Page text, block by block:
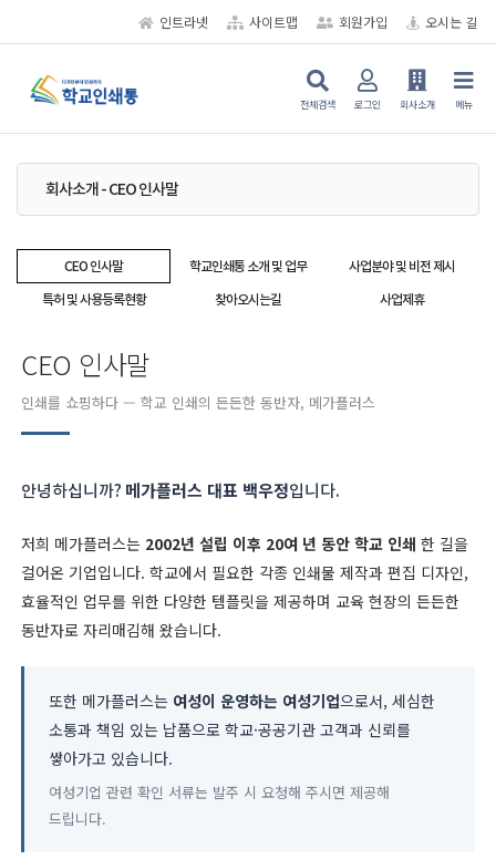
인트라넷 사이트맵 회원가입 오시는 길
전체검색 로그인 회사소개 메뉴
회사소개 - CEO 인사말
CEO 인사말 학교인쇄통 소개 및 업무
사업분야 및 비전 제시
특허 및 사용등록현황
찾아오시는길 사업제휴
CEO 인사말
인쇄를 쇼핑하다 — 학교 인쇄의 든든한 동반자, 메가플러스
안녕하십니까? 메가플러스 대표 백우정입니다.
저희 메가플러스는 2002년 설립 이후 20여 년 동안 학교 인쇄 한 길을
걸어온 기업입니다. 학교에서 필요한 각종 인쇄물 제작과 편집 디자인,
효율적인 업무를 위한 다양한 템플릿을 제공하며 교육 현장의 든든한
동반자로 자리매김해 왔습니다.
또한 메가플러스는 여성이 운영하는 여성기업으로서, 세심한
소통과 책임 있는 납품으로 학교·공공기관 고객과 신뢰를
쌓아가고 있습니다.
여성기업 관련 확인 서류는 발주 시 요청해 주시면 제공해
드립니다.